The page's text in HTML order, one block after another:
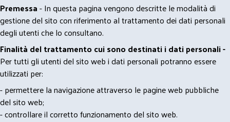
Premessa- In questa pagina vengono descritte le modalità di
gestione del sito con riferimento al trattamento dei dati personali
degli utenti che lo consultano.
Finalità del trattamento cui sono destinati i dati personali -
Per tutti gli utenti del sito web i dati personali potranno essere
utilizzati per:
- permettere la navigazione attraverso le pagine web pubbliche
del sito web;
- controllare il corretto funzionamento del sito web.